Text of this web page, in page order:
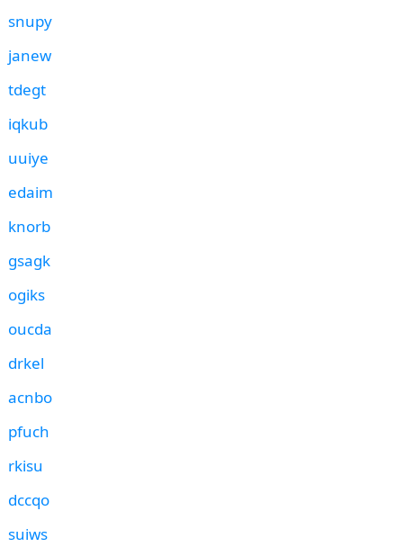
snupy
janew
tdegt
iqkub
uuiye
edaim
knorb
gsagk
ogiks
oucda
drkel
acnbo
pfuch
rkisu
dccqo
suiws